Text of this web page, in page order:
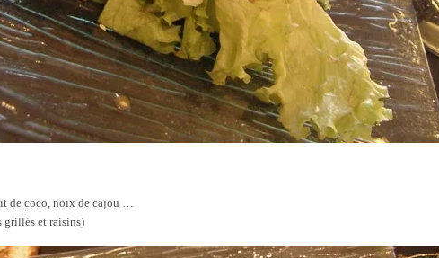
de coco, noix de cajou …
grillés et raisins)